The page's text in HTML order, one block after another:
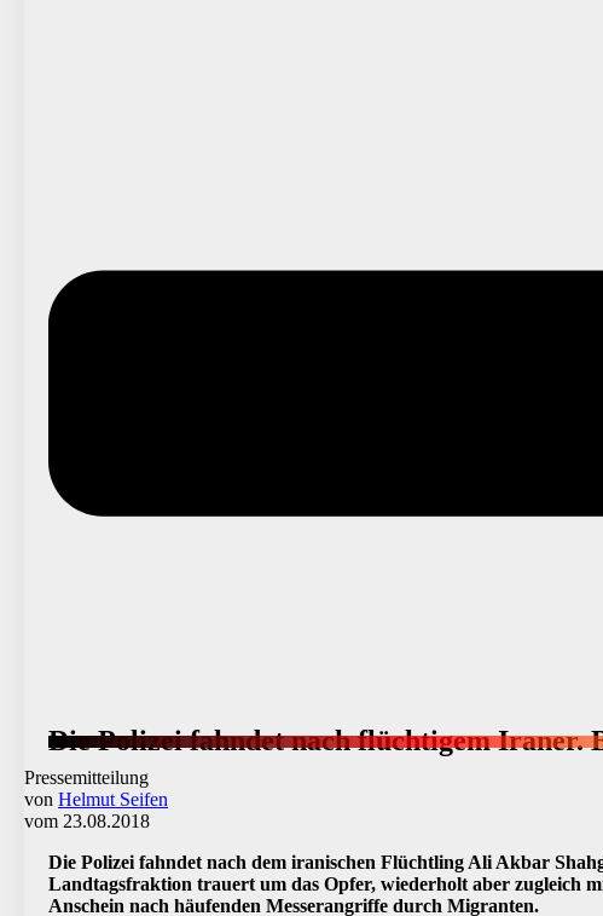
Die Polizei fahndet nach flüchtigem Iraner.
Pressemitteilung
von Helmut Seifen
vom 23.08.2018
Die Polizei fahndet nach dem iranischen Flüchtling Ali Akbar
Landtagsfraktion trauert um das Opfer, wiederholt aber zugleich
Anschein nach häufenden Messerangriffe durch Migranten.